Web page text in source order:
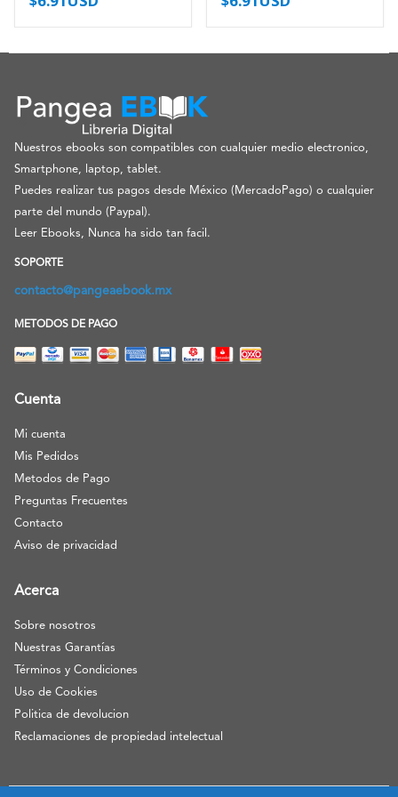
Nuestros ebooks son compatibles con cualquier medio electronico,
Smartphone, laptop, tablet.
Puedes realizar tus pagos desde México (MercadoPago) o cualquier
parte del mundo (Paypal).
Leer Ebooks, Nunca ha sido tan facil.
SOPORTE
contacto@pangeaebook.mx
METODOS DE PAGO
Cuenta
Mi cuenta
Mis Pedidos
Metodos de Pago
Preguntas Frecuentes
Contacto
Aviso de privacidad
Acerca
Sobre nosotros
Nuestras Garantías
Términos y Condiciones
Uso de Cookies
Politica de devolucion
Reclamaciones de propiedad intelectual